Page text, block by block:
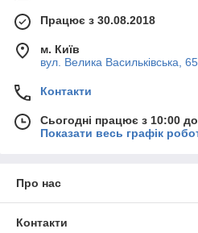
Працює з 30.08.2018
м. Київ
вул. Велика Васильківська,
Контакти
Сьогодні працює з 10:00
Показати весь графік
Про нас
Контакти